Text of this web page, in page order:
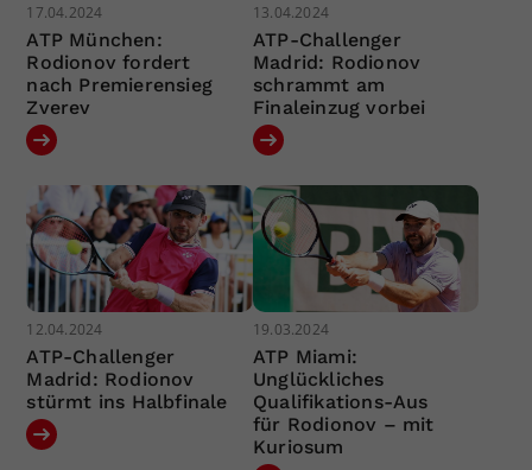
17.04.2024
ATP München:
Rodionov fordert
nach Premierensieg
Zverev
13.04.2024
ATP-Challenger
Madrid: Rodionov
schrammt am
Finaleinzug vorbei
12.04.2024
ATP-Challenger
Madrid: Rodionov
stürmt ins Halbfinale
19.03.2024
ATP Miami:
Unglückliches
Qualifikations-Aus
für Rodionov – mit
Kuriosum